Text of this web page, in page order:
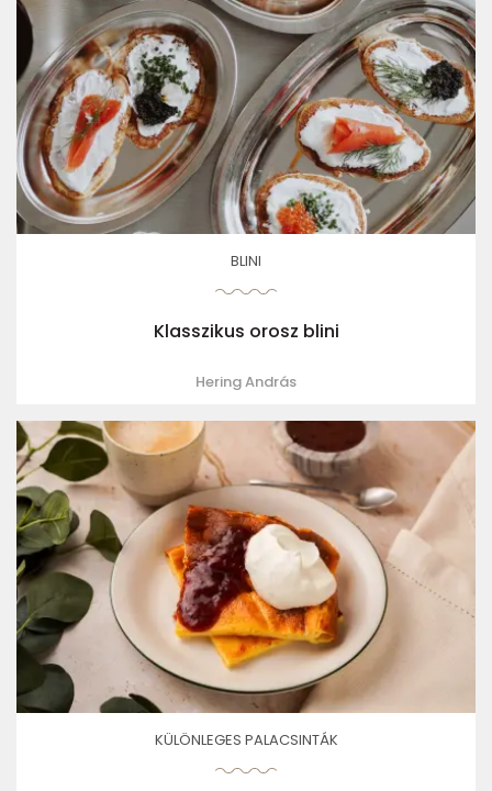
BLINI
Klasszikus orosz blini
Hering András
KÜLÖNLEGES PALACSINTÁK